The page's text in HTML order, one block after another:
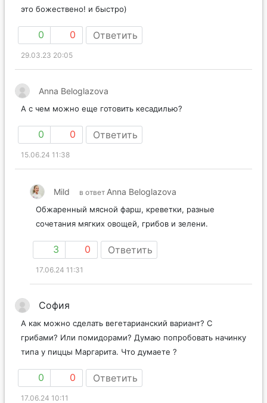
это божествено! и быстро)
0 0 Ответить
29.03.23 20:05
Anna Beloglazova
А с чем можно еще готовить кесадилью?
0 0 Ответить
15.06.24 11:38
Mild в ответ Anna Beloglazova
Обжаренный мясной фарш, креветки, разные
сочетания мягких овощей, грибов и зелени.
3 0 Ответить
17.06.24 11:31
София
А как можно сделать вегетарианский вариант? С
грибами? Или помидорами? Думаю попробовать начинку
типа у пиццы Маргарита. Что думаете ?
0 0 Ответить
17.06.24 10:11